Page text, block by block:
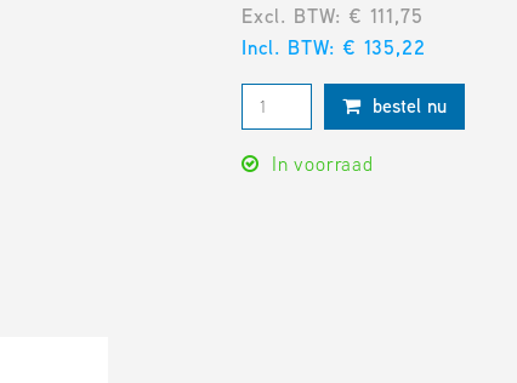
Excl. BTW: € 111,75
Incl. BTW: € 135,22
bestel nu
In voorraad